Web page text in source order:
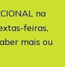
na
feiras,
mais ou